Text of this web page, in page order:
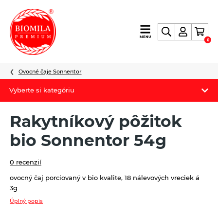
výroba
a
nielen
MENU
0
Vyberte si kategóriu
Letný Biomilatip 18% zľava
Fermato
Ovocné čaje Sonnentor
Rakytníkový pôžitok
bio Sonnentor 54g
0 recenzií
ovocný čaj porciovaný v bio kvalite, 18 nálevových vreciek á
3g
Úplný popis